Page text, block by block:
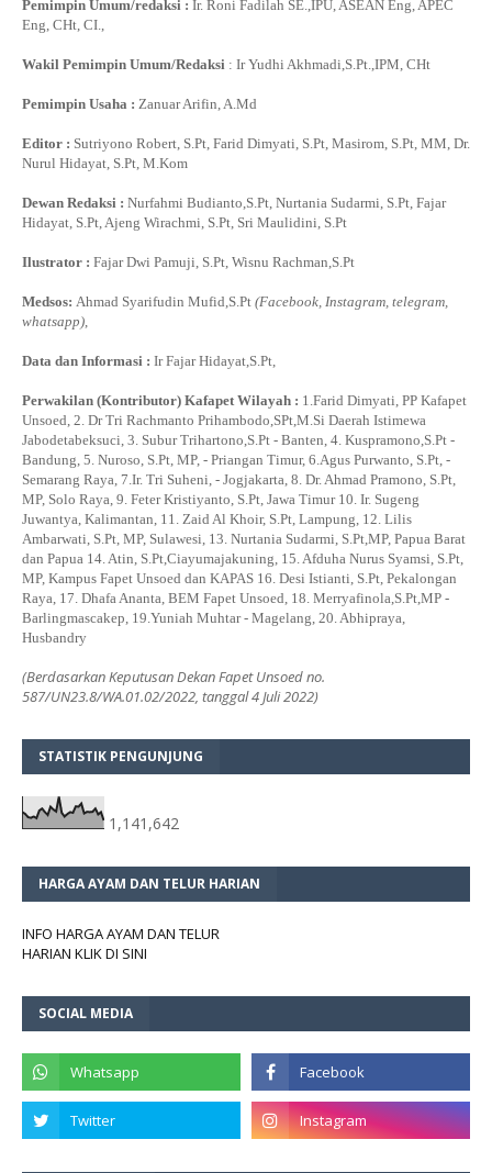
Pemimpin Umum/redaksi : Ir. Roni Fadilah SE.,IPU, ASEAN Eng, APEC
Eng, CHt, CI.,
Wakil Pemimpin Umum/Redaksi : Ir Yudhi Akhmadi,S.Pt.,IPM, CHt
Pemimpin Usaha : Zanuar Arifin, A.Md
Editor : Sutriyono Robert, S.Pt, Farid Dimyati, S.Pt, Masirom, S.Pt, MM, Dr.
Nurul Hidayat, S.Pt, M.Kom
Dewan Redaksi : Nurfahmi Budianto,S.Pt, Nurtania Sudarmi, S.Pt, Fajar
Hidayat, S.Pt, Ajeng Wirachmi, S.Pt, Sri Maulidini, S.Pt
Ilustrator : Fajar Dwi Pamuji, S.Pt, Wisnu Rachman,S.Pt
Medsos: Ahmad Syarifudin Mufid,S.Pt (Facebook, Instagram, telegram,
whatsapp),
Data dan Informasi : Ir Fajar Hidayat,S.Pt,
Perwakilan (Kontributor) Kafapet Wilayah : 1.Farid Dimyati, PP Kafapet
Unsoed, 2. Dr Tri Rachmanto Prihambodo,SPt,M.Si Daerah Istimewa
Jabodetabeksuci, 3. Subur Trihartono,S.Pt - Banten, 4. Kuspramono,S.Pt -
Bandung, 5. Nuroso, S.Pt, MP, - Priangan Timur, 6.Agus Purwanto, S.Pt, -
Semarang Raya, 7.Ir. Tri Suheni, - Jogjakarta, 8. Dr. Ahmad Pramono, S.Pt,
MP, Solo Raya, 9. Feter Kristiyanto, S.Pt, Jawa Timur 10. Ir. Sugeng
Juwantya, Kalimantan, 11. Zaid Al Khoir, S.Pt, Lampung, 12. Lilis
Ambarwati, S.Pt, MP, Sulawesi, 13. Nurtania Sudarmi, S.Pt,MP, Papua Barat
dan Papua 14. Atin, S.Pt,Ciayumajakuning, 15. Afduha Nurus Syamsi, S.Pt,
MP, Kampus Fapet Unsoed dan KAPAS 16. Desi Istianti, S.Pt, Pekalongan
Raya, 17. Dhafa Ananta, BEM Fapet Unsoed, 18. Merryafinola,S.Pt,MP -
Barlingmascakep, 19.Yuniah Muhtar - Magelang, 20. Abhipraya,
Husbandry
(Berdasarkan Keputusan Dekan Fapet Unsoed no.
587/UN23.8/WA.01.02/2022, tanggal 4 Juli 2022)
STATISTIK PENGUNJUNG
1,141,642
HARGA AYAM DAN TELUR HARIAN
INFO HARGA AYAM DAN TELUR
HARIAN KLIK DI SINI
SOCIAL MEDIA